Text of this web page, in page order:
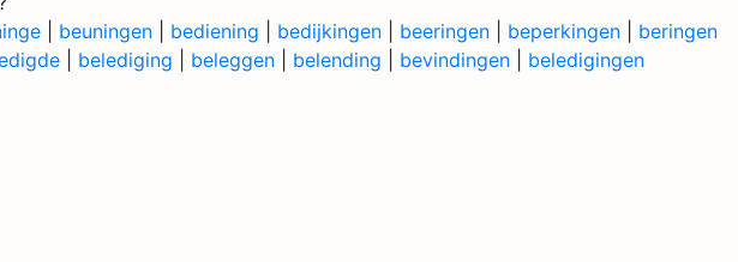
beuningen bediening bedijkingen beeringen beperkingen
beringen
belediging beleggen belending bevindingen beledigingen